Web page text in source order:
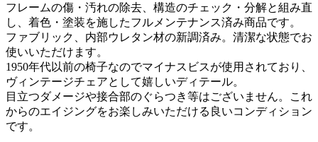
フレームの傷・汚れの除去、構造のチェック・分解と組み直
し、着色・塗装を施したフルメンテナンス済み商品です。
ファブリック、内部ウレタン材の新調済み。清潔な状態でお
使いいただけます。
1950年代以前の椅子なのでマイナスビスが使用されており、
ヴィンテージチェアとして嬉しいディテール。
目立つダメージや接合部のぐらつき等はございません。これ
からのエイジングをお楽しみいただける良いコンディション
です。